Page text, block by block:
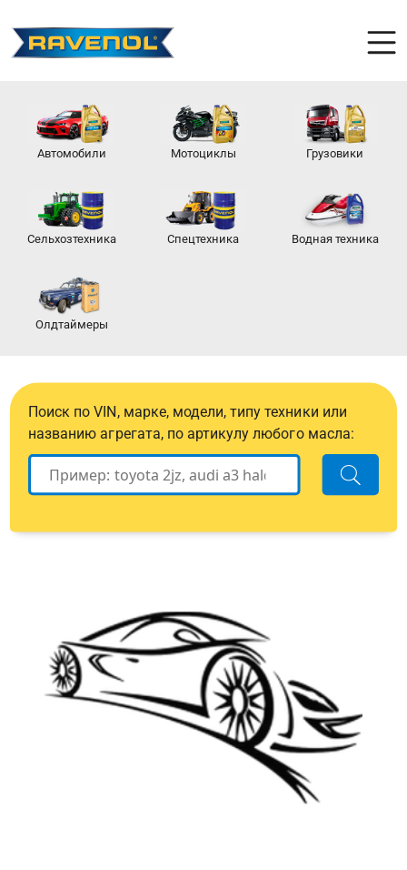
Автомобили Мотоциклы Грузовики
Сельхозтехника Спецтехника Водная техника
Олдтаймеры
Поиск по VIN, марке, модели, типу техники или
названию агрегата, по артикулу любого масла: